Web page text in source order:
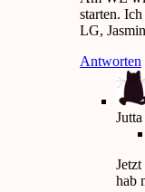
starten.
LG, Jasmin
Antworten
Jutta
hab